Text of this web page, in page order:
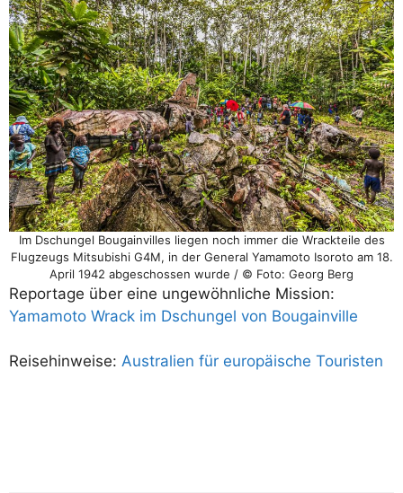
Im Dschungel Bougainvilles liegen noch immer die Wrackteile des
Flugzeugs Mitsubishi G4M, in der General Yamamoto Isoroto am 18.
April 1942 abgeschossen wurde / © Foto: Georg Berg
Reportage über eine ungewöhnliche Mission:
Yamamoto Wrack im Dschungel von Bougainville
Reisehinweise: Australien für europäische Touristen